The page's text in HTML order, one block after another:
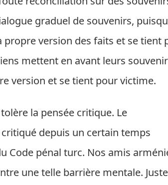
graduel de souvenirs,
propre version des faits et se tient
mettent en avant leurs
version et se tient pour victime.
la pensée critique. Le
depuis un certain temps
Code pénal turc. Nos amis
une telle barrière mentale.